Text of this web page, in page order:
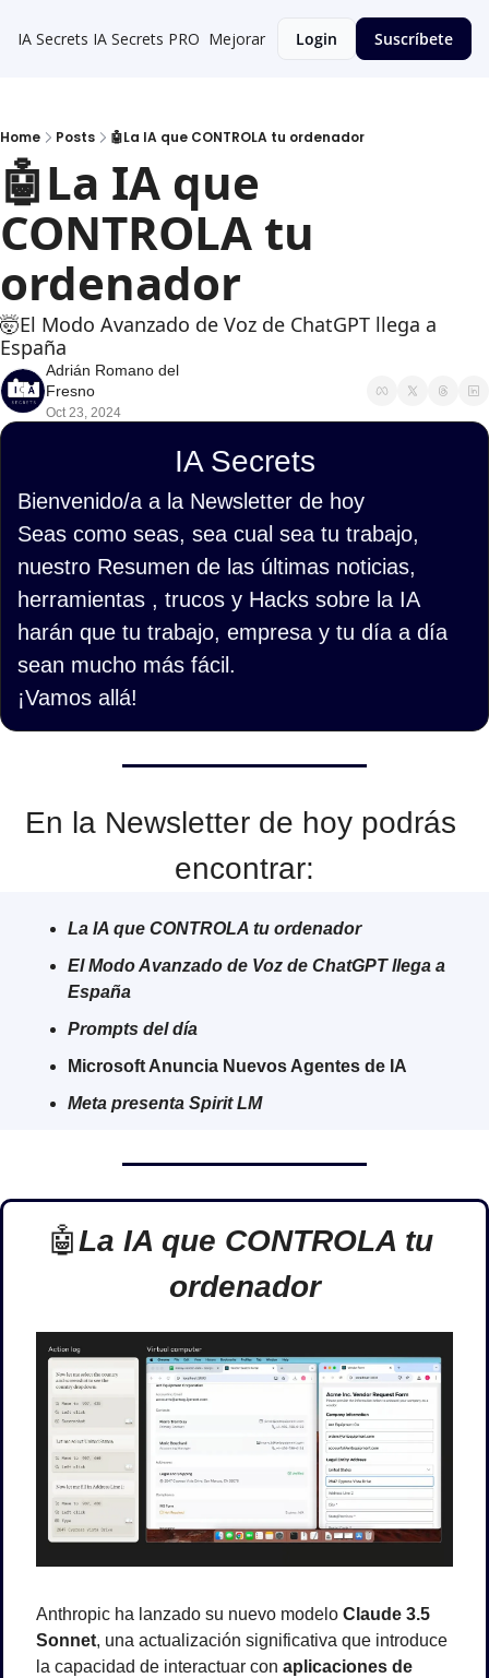
IA Secrets IA Secrets PRO Mejorar Login Suscríbete
Home Posts 🤖La IA que CONTROLA tu ordenador
🤖La IA que
CONTROLA tu
ordenador
🤯El Modo Avanzado de Voz de ChatGPT llega a
España
Adrián Romano del
Fresno
Oct 23, 2024
IA Secrets
Bienvenido/a a la Newsletter de hoy
Seas como seas, sea cual sea tu trabajo,
nuestro Resumen de las últimas noticias,
herramientas , trucos y Hacks sobre la IA
harán que tu trabajo, empresa y tu día a día
sean mucho más fácil.
¡Vamos allá!
En la Newsletter de hoy podrás
encontrar:
La IA que CONTROLA tu ordenador
El Modo Avanzado de Voz de ChatGPT llega a
España
Prompts del día
Microsoft Anuncia Nuevos Agentes de IA
Meta presenta Spirit LM
🤖La IA que CONTROLA tu
ordenador
Anthropic ha lanzado su nuevo modelo Claude 3.5
Sonnet, una actualización significativa que introduce
la capacidad de interactuar con aplicaciones de